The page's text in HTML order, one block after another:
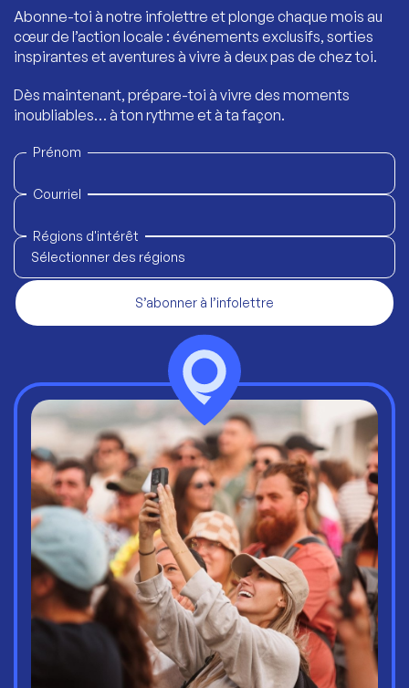
Abonne-toi à notre infolettre et plonge chaque mois au
cœur de l’action locale : événements exclusifs, sorties
inspirantes et aventures à vivre à deux pas de chez toi.
Dès maintenant, prépare-toi à vivre des moments
inoubliables… à ton rythme et à ta façon.
Prénom
Courriel
Régions d'intérêt
Sélectionner des régions
S’abonner à l’infolettre